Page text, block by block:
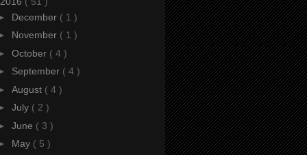
December ( 1 )
November ( 1 )
October ( 4 )
September ( 4 )
August ( 4 )
July ( 2 )
June ( 3 )
May ( 5 )